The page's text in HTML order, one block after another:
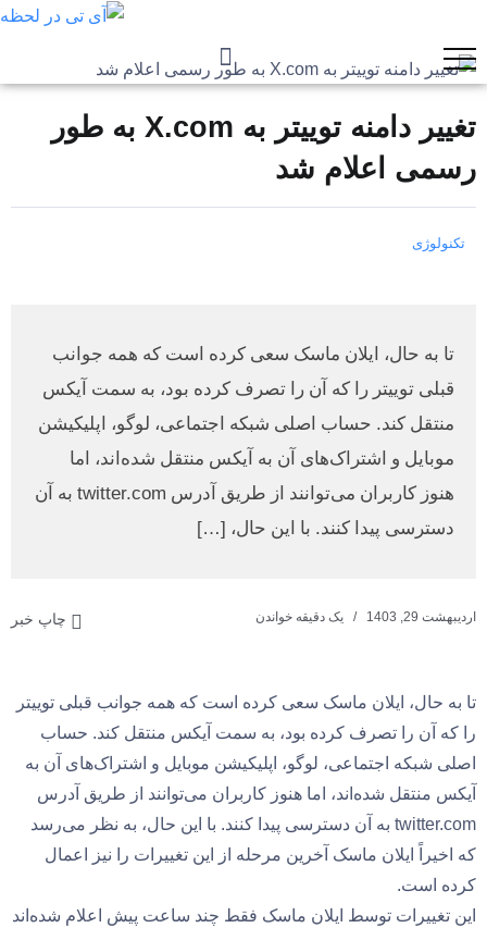
تغییر دامنه توییتر به X.com به طور
رسمی اعلام شد
تکنولوژی
تا به حال، ایلان ماسک سعی کرده است که همه جوانب
قبلی توییتر را که آن را تصرف کرده بود، به سمت آیکس
منتقل کند. حساب اصلی شبکه اجتماعی، لوگو، اپلیکیشن
موبایل و اشتراک‌های آن به آیکس منتقل شده‌اند، اما
هنوز کاربران می‌توانند از طریق آدرس twitter.com به آن
دسترسی پیدا کنند. با این حال، […]
اردیبهشت 29, 1403 یک دقیقه خواندن چاپ خبر
تا به حال، ایلان ماسک سعی کرده است که همه جوانب قبلی توییتر
را که آن را تصرف کرده بود، به سمت آیکس منتقل کند. حساب
اصلی شبکه اجتماعی، لوگو، اپلیکیشن موبایل و اشتراک‌های آن به
آیکس منتقل شده‌اند، اما هنوز کاربران می‌توانند از طریق آدرس
twitter.com به آن دسترسی پیدا کنند. با این حال، به نظر می‌رسد
که اخیراً ایلان ماسک آخرین مرحله از این تغییرات را نیز اعمال
کرده است.
این تغییرات توسط ایلان ماسک فقط چند ساعت پیش اعلام شده‌اند